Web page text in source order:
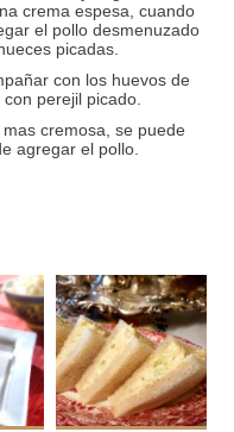
crema espesa, cuando
el pollo desmenuzado
picadas.
con los huevos de
perejil picado.
cremosa, se puede
agregar el pollo.
4
6
personas